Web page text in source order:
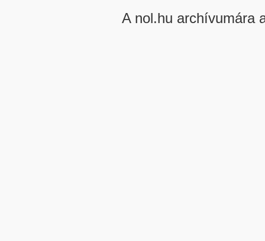
A nol.hu archívumára